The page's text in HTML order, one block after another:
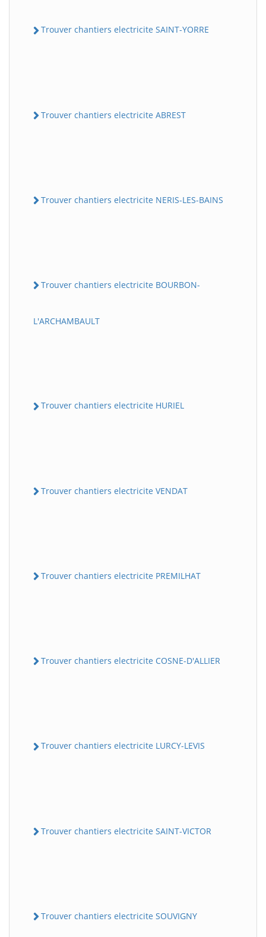
Trouver chantiers electricite SAINT-YORRE
Trouver chantiers electricite ABREST
Trouver chantiers electricite NERIS-LES-BAINS
Trouver chantiers electricite BOURBON-
L'ARCHAMBAULT
Trouver chantiers electricite HURIEL
Trouver chantiers electricite VENDAT
Trouver chantiers electricite PREMILHAT
Trouver chantiers electricite COSNE-D'ALLIER
Trouver chantiers electricite LURCY-LEVIS
Trouver chantiers electricite SAINT-VICTOR
Trouver chantiers electricite SOUVIGNY